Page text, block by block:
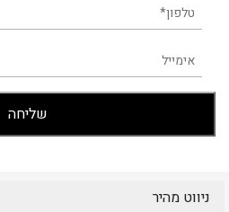
ניווט מהיר